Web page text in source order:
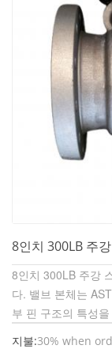
8인치 300LB 주
8인치 300LB 주강
다. 밸브 본체는
부 핀 구조의 특성
지불:30% when